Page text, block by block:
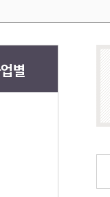
조선 후기
근대
“정
색
별